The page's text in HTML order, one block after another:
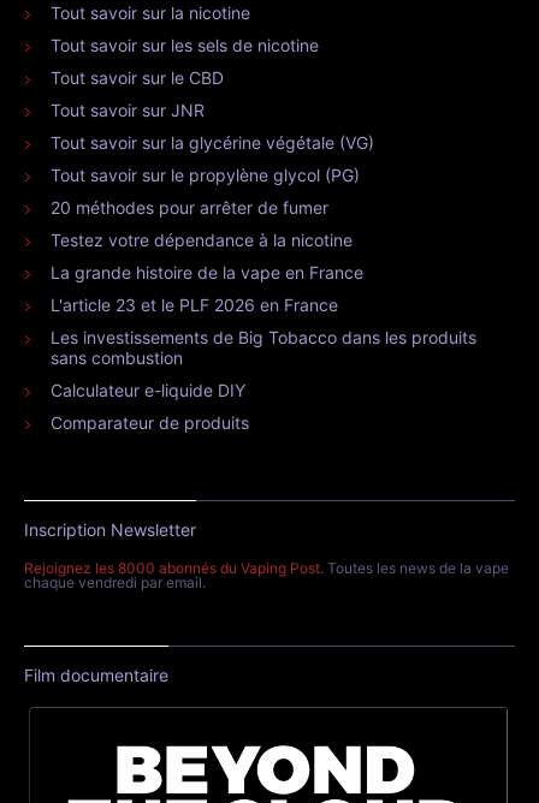
Tout savoir sur la nicotine
Tout savoir sur les sels de nicotine
Tout savoir sur le CBD
Tout savoir sur JNR
Tout savoir sur la glycérine végétale (VG)
Tout savoir sur le propylène glycol (PG)
20 méthodes pour arrêter de fumer
Testez votre dépendance à la nicotine
La grande histoire de la vape en France
L'article 23 et le PLF 2026 en France
Les investissements de Big Tobacco dans les produits
sans combustion
Calculateur e-liquide DIY
Comparateur de produits
Inscription Newsletter
Rejoignez les 8000 abonnés du Vaping Post. Toutes les news de la vape
chaque vendredi par email.
Film documentaire